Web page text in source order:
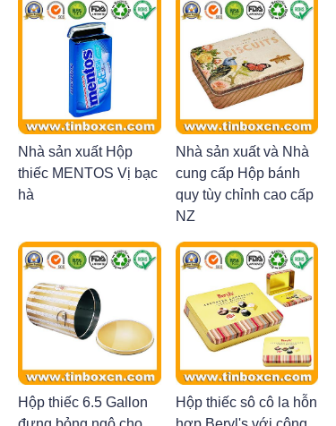
Nhà sản xuất Hộp
thiếc MENTOS Vị bạc
hà
Nhà sản xuất và Nhà
cung cấp Hộp bánh
quy tùy chỉnh cao cấp
NZ
Hộp thiếc 6.5 Gallon
Hộp thiếc sô cô la hỗn